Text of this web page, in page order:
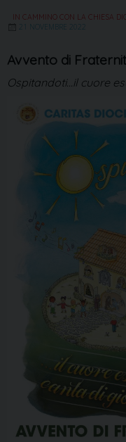
IN CAMMINO CON LA CHIESA
21 NOVEMBRE 2022
Avvento di
Ospitandoti...il cuore